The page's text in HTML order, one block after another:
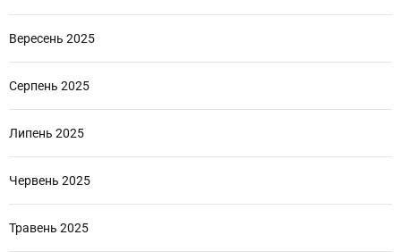
Вересень 2025
Серпень 2025
Липень 2025
Червень 2025
Травень 2025